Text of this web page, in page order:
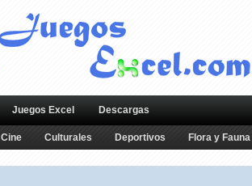
Juegos Excel Descargas
Cine Culturales Deportivos Flora y Fauna